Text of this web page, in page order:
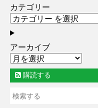
カテゴリー
アーカイブ
購読する